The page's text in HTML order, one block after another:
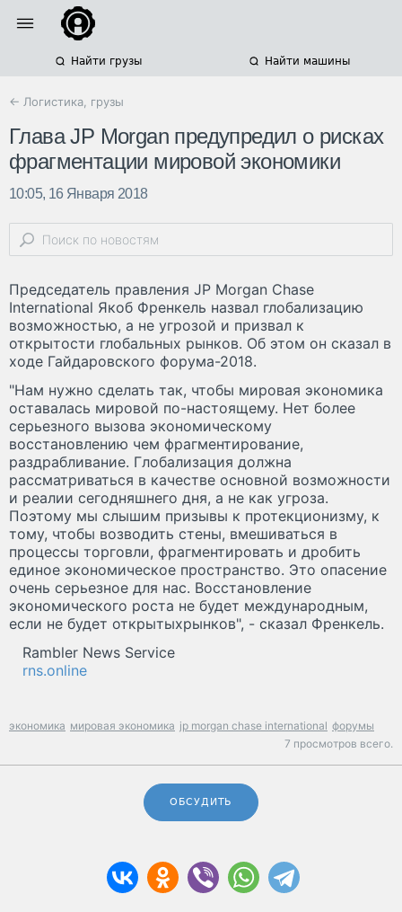
Найти грузы Найти машины
← Логистика, грузы
Глава JP Morgan предупредил о рисках
фрагментации мировой экономики
10:05, 16 Января 2018
Председатель правления JP Morgan Chase
International Якоб Френкель назвал глобализацию
возможностью, а не угрозой и призвал к
открытости глобальных рынков. Об этом он сказал в
ходе Гайдаровского форума-2018.
"Нам нужно сделать так, чтобы мировая экономика
оставалась мировой по-настоящему. Нет более
серьезного вызова экономическому
восстановлению чем фрагментирование,
раздрабливание. Глобализация должна
рассматриваться в качестве основной возможности
и реалии сегодняшнего дня, а не как угроза.
Поэтому мы слышим призывы к протекционизму, к
тому, чтобы возводить стены, вмешиваться в
процессы торговли, фрагментировать и дробить
единое экономическое пространство. Это опасение
очень серьезное для нас. Восстановление
экономического роста не будет международным,
если не будет открытыхрынков", - сказал Френкель.
Rambler News Service
rns.online
экономика мировая экономика jp morgan chase international форумы
7 просмотров всего.
ОБСУДИТЬ